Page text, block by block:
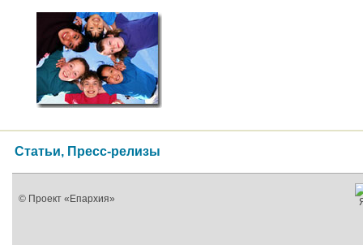
Статьи, Пресс-релизы
© Проект «Епархия»